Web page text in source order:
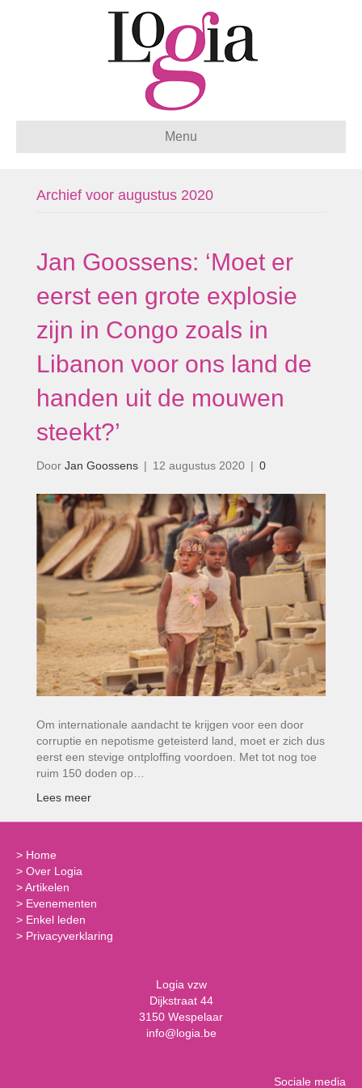
Menu
Archief voor augustus 2020
Jan Goossens: ‘Moet er
eerst een grote explosie
zijn in Congo zoals in
Libanon voor ons land de
handen uit de mouwen
steekt?’
Door Jan Goossens | 12 augustus 2020 | 0
Om internationale aandacht te krijgen voor een door
corruptie en nepotisme geteisterd land, moet er zich dus
eerst een stevige ontploffing voordoen. Met tot nog toe
ruim 150 doden op…
Lees meer
> Home
> Over Logia
>Artikelen
> Evenementen
> Enkel leden
> Privacyverklaring
Logia vzw
Dijkstraat 44
3150 Wespelaar
info@logia.be
Sociale media